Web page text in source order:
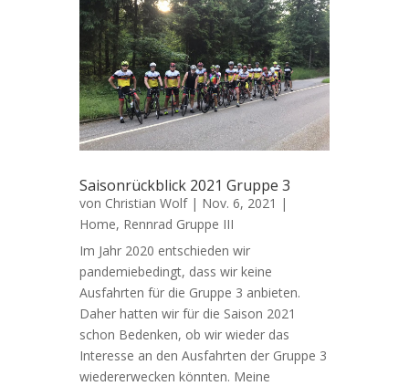
Saisonrückblick 2021 Gruppe 3
von Christian Wolf| Nov. 6, 2021 |
Home, Rennrad Gruppe III
Im Jahr 2020 entschieden wir
pandemiebedingt, dass wir keine
Ausfahrten für die Gruppe 3 anbieten.
Daher hatten wir für die Saison 2021
schon Bedenken, ob wir wieder das
Interesse an den Ausfahrten der Gruppe 3
wiedererwecken könnten. Meine